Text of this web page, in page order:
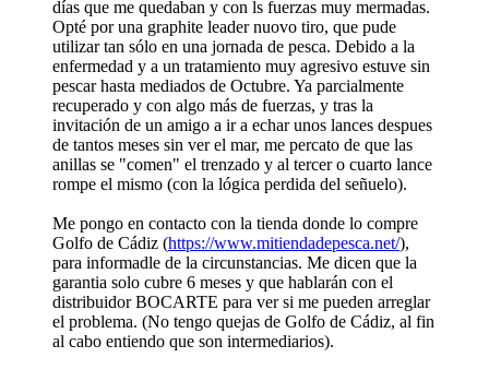
días que me quedaban y con ls fuerzas muy mermadas.
Opté por una graphite leader nuovo tiro, que pude
utilizar tan sólo en una jornada de pesca. Debido a la
enfermedad y a un tratamiento muy agresivo estuve sin
pescar hasta mediados de Octubre. Ya parcialmente
recuperado y con algo más de fuerzas, y tras la
invitación de un amigo a ir a echar unos lances despues
de tantos meses sin ver el mar, me percato de que las
anillas se "comen" el trenzado y al tercer o cuarto lance
rompe el mismo (con la lógica perdida del señuelo).
Me pongo en contacto con la tienda donde lo compre
Golfo de Cádiz (https://www.mitiendadepesca.net/),
para informadle de la circunstancias. Me dicen que la
garantia solo cubre 6 meses y que hablarán con el
distribuidor BOCARTE para ver si me pueden arreglar
el problema. (No tengo quejas de Golfo de Cádiz, al fin
al cabo entiendo que son intermediarios).